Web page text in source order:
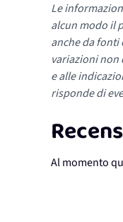
Le
alcun modo il
anche da
variazioni non
e alle
risponde di
Al momento